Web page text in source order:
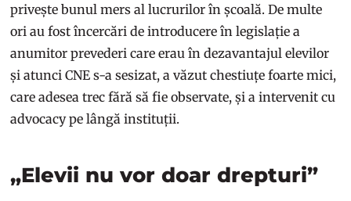
privește bunul mers al lucrurilor în școală. De multe
ori au fost încercări de introducere în legislație a
anumitor prevederi care erau în dezavantajul elevilor
și atunci CNE s-a sesizat, a văzut chestiuțe foarte mici,
care adesea trec fără să fie observate, și a intervenit cu
advocacy pe lângă instituții.
„Elevii nu vor doar drepturi”